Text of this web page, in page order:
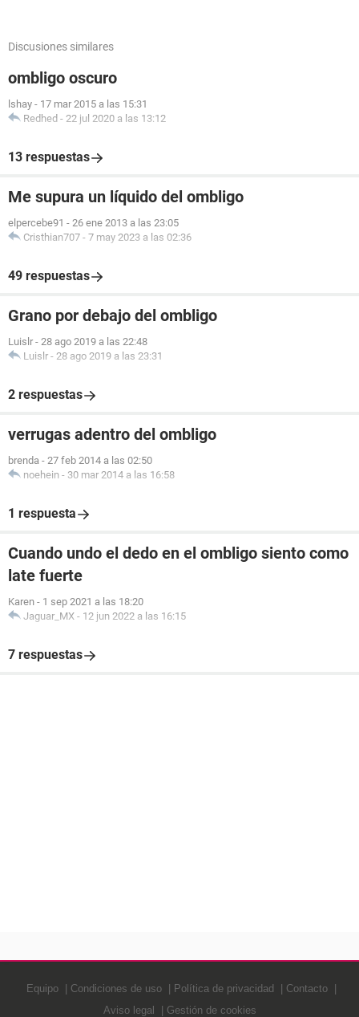
Discusiones similares
ombligo oscuro
lshay - 17 mar 2015 a las 15:31
Redhed - 22 jul 2020 a las 13:12
13 respuestas
Me supura un líquido del ombligo
elpercebe91 - 26 ene 2013 a las 23:05
Cristhian707 - 7 may 2023 a las 02:36
49 respuestas
Grano por debajo del ombligo
Luislr - 28 ago 2019 a las 22:48
Luislr - 28 ago 2019 a las 23:31
2 respuestas
verrugas adentro del ombligo
brenda - 27 feb 2014 a las 02:50
noehein - 30 mar 2014 a las 16:58
1 respuesta
Cuando undo el dedo en el ombligo siento como
late fuerte
Karen - 1 sep 2021 a las 18:20
Jaguar_MX - 12 jun 2022 a las 16:15
7 respuestas
Equipo Condiciones de uso Política de privacidad
Contacto
Aviso legal
Gestión de cookies